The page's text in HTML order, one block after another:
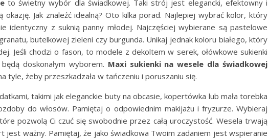
to świetny wybór dla świadkowej. Taki strój jest elegancki, efektowny i
Jak znaleźć idealną? Oto kilka porad. Najlepiej wybrać kolor, który
identyczny z suknią panny młodej. Najczęściej wybierane są pastelowe
butelkowej zieleni czy burgunda. Unikaj jednak koloru białego, który
Jeśli chodzi o fason, to modele z dekoltem w serek, ołówkowe sukienki
doskonałym wyborem. Maxi sukienki na wesele dla świadkowej
tyle, żeby przeszkadzała w tańczeniu i poruszaniu się.
takimi jak eleganckie buty na obcasie, kopertówka lub mała torebka
do włosów. Pamiętaj o odpowiednim makijażu i fryzurze. Wybieraj
pozwolą Ci czuć się swobodnie przez całą uroczystość. Wesela trwają
jest ważny. Pamiętaj, że jako świadkowa Twoim zadaniem jest wspieranie